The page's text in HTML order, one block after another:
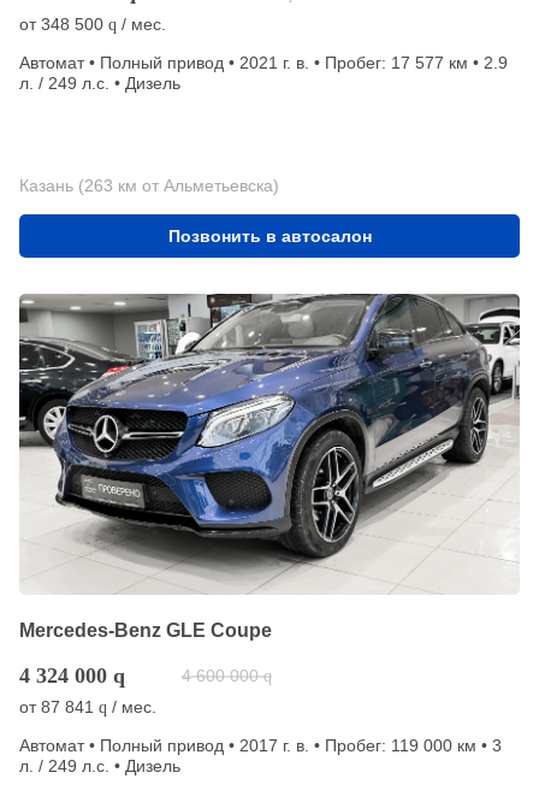
от348 500 q / мес.
Автомат • Полный привод • 2021 г. в. • Пробег: 17 577 км • 2.9
л. / 249 л.с. • Дизель
Казань (263 км от Альметьевска)
Позвонить в автосалон
Mercedes-Benz GLE Coupe
4 324 000 q 4 600 000 q
от87 841 q / мес.
Автомат • Полный привод • 2017 г. в. • Пробег: 119 000 км • 3
л. / 249 л.с. • Дизель